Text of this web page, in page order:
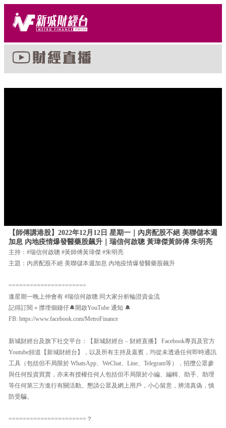
【師傅講港股】2022年12月12日 星期一｜內房配股不絕 美聯儲本週
加息 內地疫情爆發醫藥股飆升｜瑞信何啟聰 黃瑋傑黃師傅 朱明亮
主持：#瑞信何啟聰 #黃師傅黃瑋傑 #朱明亮
主題：內房配股不絕 美聯儲本週加息 內地疫情爆發醫藥股飆升
======================
逢星期一晚上仲會有 #瑞信何啟聰 同大家分析輪證資金流
記得訂閱＋㩒埋個鐘仔🔔開啟YouTube 通知 🔔
FB: https://www.facebook.com/MetroFinance
新城財經台及旗下社交平台：【新城財經台 – 財經直播】 Facebook專頁及官方
Youtube頻道【新城財經台】，以及所有主持及嘉賓，均從未透過任何即時通訊
工具（包括但不局限於 WhatsApp、WeChat、Line、Telegram等），招攬公眾參
與任何投資買賣，亦未有授權任何人包括但不局限於小編、編輯、助手、助理
等任何第三方進行有關活動。懇請公眾及網上用戶，小心留意，辨清真偽，慎
防受騙。
======================？